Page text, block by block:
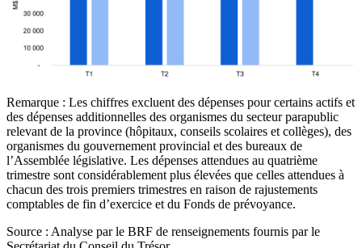
Remarque : Les chiffres excluent des dépenses pour certains actifs et
des dépenses additionnelles des organismes du secteur parapublic
relevant de la province (hôpitaux, conseils scolaires et collèges), des
organismes du gouvernement provincial et des bureaux de
l’Assemblée législative. Les dépenses attendues au quatrième
trimestre sont considérablement plus élevées que celles attendues à
chacun des trois premiers trimestres en raison de rajustements
comptables de fin d’exercice et du Fonds de prévoyance.
Source : Analyse par le BRF de renseignements fournis par le